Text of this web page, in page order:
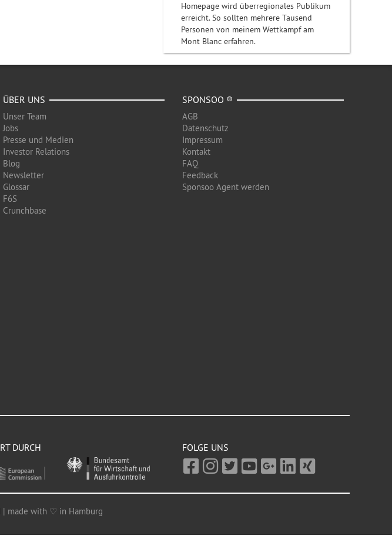
Homepage wird überregionales Publikum
erreicht. So sollten mehrere Tausend
Personen von meinem Wettkampf am
Mont Blanc erfahren.
ÜBER UNS
Unser Team
Jobs
Presse und Medien
Investor Relations
Blog
Newsletter
Glossar
F6S
Crunchbase
SPONSOO ®
AGB
Datenschutz
Impressum
Kontakt
FAQ
Feedback
Sponsoo Agent werden
DURCH FOLGE UNS
| made with ♡ in Hamburg